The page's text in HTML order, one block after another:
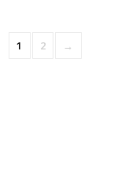
1 2 →